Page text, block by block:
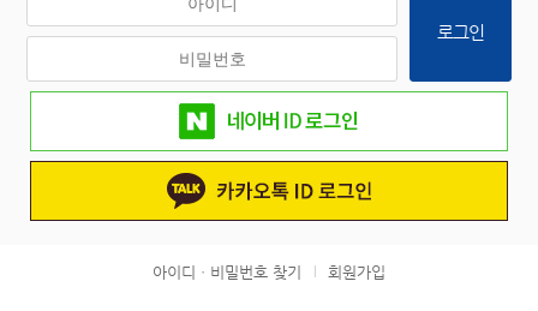
로그인
아이디ㆍ비밀번호 찾기 회원가입